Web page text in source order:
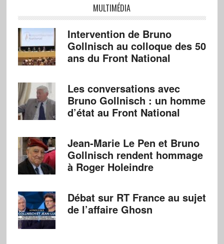
MULTIMÉDIA
Intervention de Bruno
Gollnisch au colloque des 50
ans du Front National
Les conversations avec
Bruno Gollnisch : un homme
d’état au Front National
Jean-Marie Le Pen et Bruno
Gollnisch rendent hommage
à Roger Holeindre
Débat sur RT France au sujet
de l’affaire Ghosn